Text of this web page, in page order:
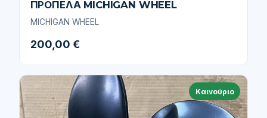
ΠΡΟΠΕΛΑ MICHIGAN WHEEL
MICHIGAN WHEEL
200,00 €
Καινούριο